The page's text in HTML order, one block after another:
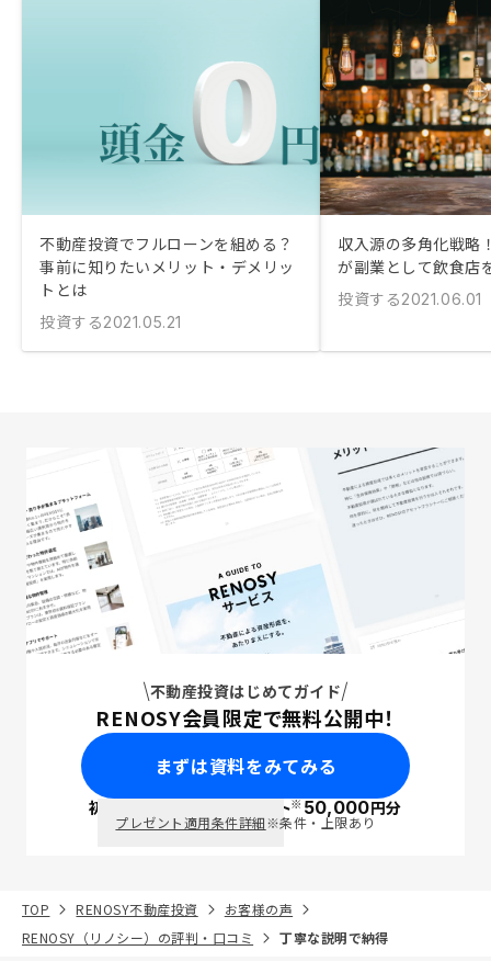
不動産投資でフルローンを組める？
事前に知りたいメリット・デメリッ
トとは
投資する2021.05.21
収入源の多角化戦略
が副業として飲食店
投資する2021.06.01
不動産投資はじめてガイド
RENOSY会員限定で無料公開中！
まずは資料をみてみる
初回面談で ポイント※50,000円分
プレゼント適用条件詳細※条件・上限あり
TOP RENOSY不動産投資
お客様の声
RENOSY（リノシー）の評判・口コミ
丁寧な説明で納得